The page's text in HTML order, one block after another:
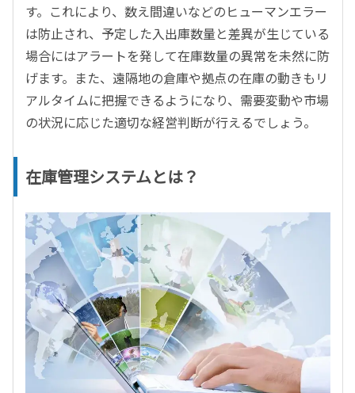
す。これにより、数え間違いなどのヒューマンエラー
は防止され、予定した入出庫数量と差異が生じている
場合にはアラートを発して在庫数量の異常を未然に防
げます。また、遠隔地の倉庫や拠点の在庫の動きもリ
アルタイムに把握できるようになり、需要変動や市場
の状況に応じた適切な経営判断が行えるでしょう。
在庫管理システムとは？